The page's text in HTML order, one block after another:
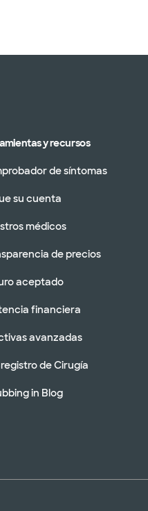
y recursos
de síntomas
su cuenta
médicos
de precios
aceptado
financiera
avanzadas
de Cirugía
in Blog